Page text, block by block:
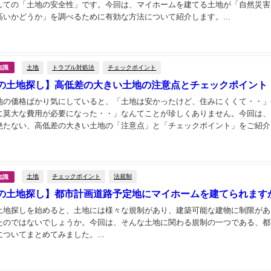
ての「土地の安全性」です。今回は、マイホームを建てる土地が「自然災
いかどうか」を調べるために有効な方法について紹介します。...
識 土地 トラブル対処法 チェックポイント
土地探し】高低差の大きい土地の注意点とチェックポイント
の価格ばかり気にしていると、「土地は安かったけど、住みにくくて・・
莫大な費用が必要になった・・」なんてことが珍しくありません。今回は
たない、高低差の大きい土地の「注意点」と「チェックポイント」をご紹
識 土地 チェックポイント 法規制
土地探し】都市計画道路予定地にマイホームを建てられます
地探しを始めると、土地には様々な規制があり、建築可能な建物に制限が
のではないでしょうか。今回は、そんな土地に関わる規制の一つである、
ついてまとめてみました。...